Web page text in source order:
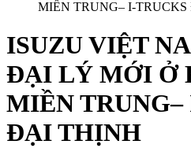
MIỀN TRUNG– I-
ISUZU VIỆT
ĐẠI LÝ MỚI Ở
MIỀN
ĐẠI THỊNH